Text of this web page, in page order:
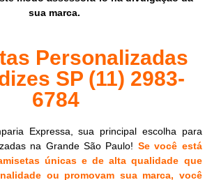
sua marca.
Personalizadas
SP (11) 2983-
6784
Expressa, sua principal escolha para
na Grande São Paulo! Se você está
únicas e de alta qualidade que
ou promovam sua marca, você